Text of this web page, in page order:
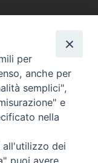
ALBANO
06.9323844
9:00 - 13:00
9:30 - 12:30
per
anche per
semplici",
e
nella
all'utilizzo dei